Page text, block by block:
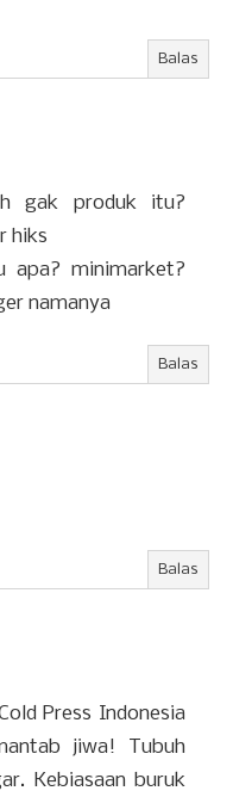
Balas
gak produk itu?
hiks
minimarket?
namanya
Balas
Balas
Press Indonesia
jiwa! Tubuh
Kebiasaan buruk